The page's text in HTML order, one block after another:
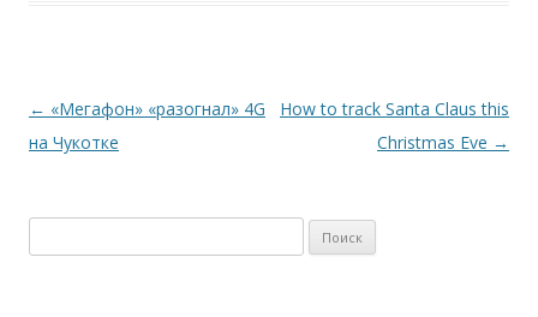
Навигация
по
← «Мегафон» «разогнал» 4G
на Чукотке
How to track Santa Claus this
Christmas Eve →